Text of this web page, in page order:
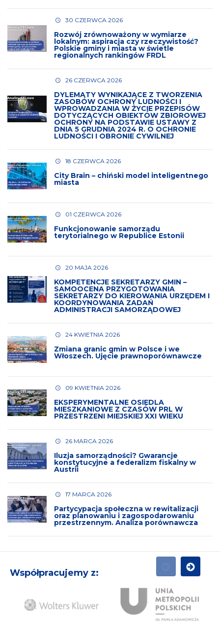
30 CZERWCA 2026
Rozwój zrównoważony w wymiarze
lokalnym: aspiracja czy rzeczywistość?
Polskie gminy i miasta w świetle
regionalnych rankingów FRDL
26 CZERWCA 2026
DYLEMATY WYNIKAJĄCE Z TWORZENIA
ZASOBÓW OCHRONY LUDNOŚCI I
WPROWADZANIA W ŻYCIE PRZEPISÓW
DOTYCZĄCYCH OBIEKTÓW ZBIOROWEJ
OCHRONY NA PODSTAWIE USTAWY Z
DNIA 5 GRUDNIA 2024 R. O OCHRONIE
LUDNOŚCI I OBRONIE CYWILNEJ
18 CZERWCA 2026
City Brain – chiński model inteligentnego
miasta
01 CZERWCA 2026
Funkcjonowanie samorządu
terytorialnego w Republice Estonii
20 MAJA 2026
KOMPETENCJE SEKRETARZY GMIN –
SAMOOCENA PRZYGOTOWANIA
SEKRETARZY DO KIEROWANIA URZĘDEM I
KOORDYNOWANIA ZADAŃ
ADMINISTRACJI SAMORZĄDOWEJ
24 KWIETNIA 2026
Zmiana granic gmin w Polsce i we
Włoszech. Ujęcie prawnoporównawcze
09 KWIETNIA 2026
EKSPERYMENTALNE OSIEDLA
MIESZKANIOWE Z CZASÓW PRL W
PRZESTRZENI MIEJSKIEJ XXI WIEKU
26 MARCA 2026
Iluzja samorządności? Gwarancje
konstytucyjne a federalizm fiskalny w
Austrii
17 MARCA 2026
Partycypacja społeczna w rewitalizacji
oraz planowaniu i zagospodarowaniu
przestrzennym. Analiza porównawcza
Współpracujemy z: POPRZEDNI